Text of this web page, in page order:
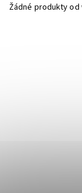
Žádné produkty od